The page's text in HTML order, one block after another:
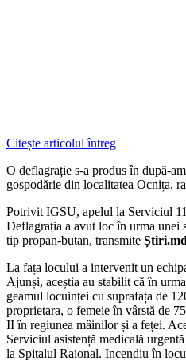
Citește articolul întreg
O deflagrație s-a produs în după-
gospodărie din localitatea Ocnița,
Potrivit IGSU, apelul la Serviciul
Deflagrația a avut loc în urma unei
tip propan-butan, transmite Știri.md
La fața locului a intervenit un
Ajunși, aceștia au stabilit că în
geamul locuinței cu suprafața de
proprietara, o femeie în vârstă de
II în regiunea mâinilor și a feței.
Serviciul asistență medicală
la Spitalul Raional. Incendiu în